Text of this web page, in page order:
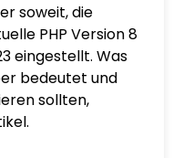
soweit, die
PHP Version 8
eingestellt. Was
bedeutet und
sollten,